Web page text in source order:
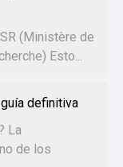
(Ministère de
Esto...
definitiva
La
de los